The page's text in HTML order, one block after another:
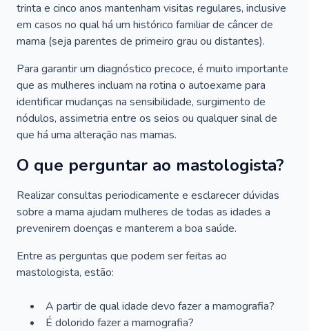
trinta e cinco anos mantenham visitas regulares, inclusive
em casos no qual há um histórico familiar de câncer de
mama (seja parentes de primeiro grau ou distantes).
Para garantir um diagnóstico precoce, é muito importante
que as mulheres incluam na rotina o autoexame para
identificar mudanças na sensibilidade, surgimento de
nódulos, assimetria entre os seios ou qualquer sinal de
que há uma alteração nas mamas.
O que perguntar ao mastologista?
Realizar consultas periodicamente e esclarecer dúvidas
sobre a mama ajudam mulheres de todas as idades a
prevenirem doenças e manterem a boa saúde.
Entre as perguntas que podem ser feitas ao
mastologista, estão:
A partir de qual idade devo fazer a mamografia?
É dolorido fazer a mamografia?